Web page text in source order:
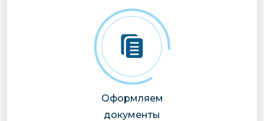
Оформляем
документы